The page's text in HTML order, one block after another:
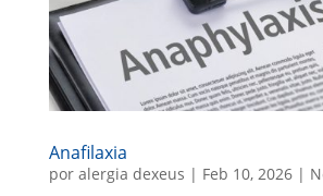
Anafilaxia
por alergia dexeus | Feb 10, 2026|